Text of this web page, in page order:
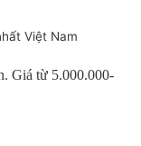
Việt Nam